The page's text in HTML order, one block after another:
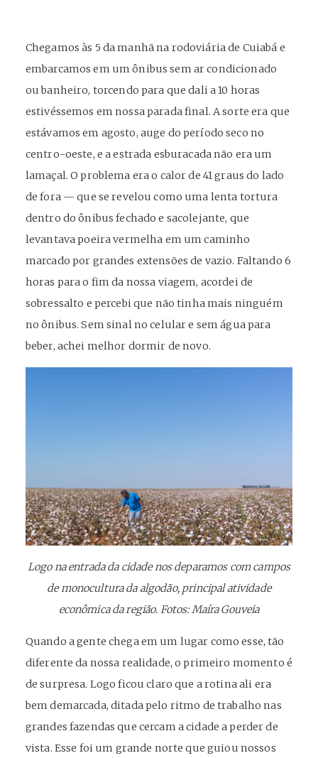
Chegamos às 5 da manhã na rodoviária de Cuiabá e
embarcamos em um ônibus sem ar condicionado
ou banheiro, torcendo para que dali a 10 horas
estivéssemos em nossa parada final. A sorte era que
estávamos em agosto, auge do período seco no
centro-oeste, e a estrada esburacada não era um
lamaçal. O problema era o calor de 41 graus do lado
de fora — que se revelou como uma lenta tortura
dentro do ônibus fechado e sacolejante, que
levantava poeira vermelha em um caminho
marcado por grandes extensões de vazio. Faltando 6
horas para o fim da nossa viagem, acordei de
sobressalto e percebi que não tinha mais ninguém
no ônibus. Sem sinal no celular e sem água para
beber, achei melhor dormir de novo.
Logo na entrada da cidade nos deparamos com campos
de monocultura da algodão, principal atividade
econômica da região. Fotos: Maíra Gouveia
Quando a gente chega em um lugar como esse, tão
diferente da nossa realidade, o primeiro momento é
de surpresa. Logo ficou claro que a rotina ali era
bem demarcada, ditada pelo ritmo de trabalho nas
grandes fazendas que cercam a cidade a perder de
vista. Esse foi um grande norte que guiou nossos